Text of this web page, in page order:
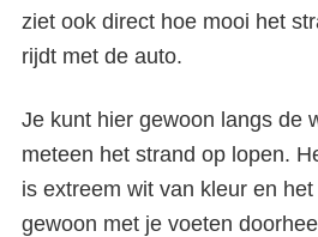
ziet ook direct hoe mooi het
rijdt met de auto.
Je kunt hier gewoon langs de
meteen het strand op lopen.
is extreem wit van kleur en
gewoon met je voeten